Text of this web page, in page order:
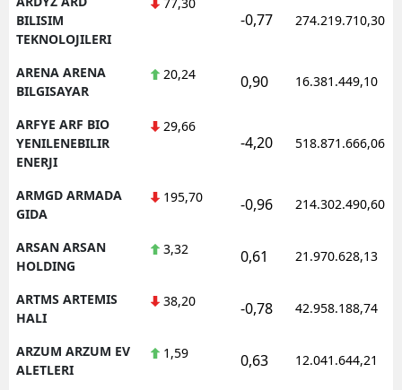
BILISIM
TEKNOLOJILERI
-0,77 274.219.710,30
ARENA ARENA
BILGISAYAR
20,24 0,90 16.381.449,10
ARFYE ARF BIO
YENILENEBILIR
ENERJI
29,66
-4,20 518.871.666,06
ARMGD ARMADA
GIDA
195,70 -0,96 214.302.490,60
ARSAN ARSAN
HOLDING
3,32 0,61 21.970.628,13
ARTMS ARTEMIS
HALI
38,20 -0,78 42.958.188,74
ARZUM ARZUM EV
ALETLERI
1,59 0,63 12.041.644,21